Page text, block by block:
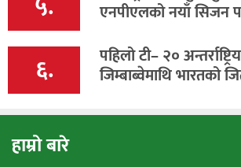
एनपीएलको नयाँ सिजन
६. पहिलो टी– २०
जिम्बाब्वेमाथि भारतको
हाम्रो बारे